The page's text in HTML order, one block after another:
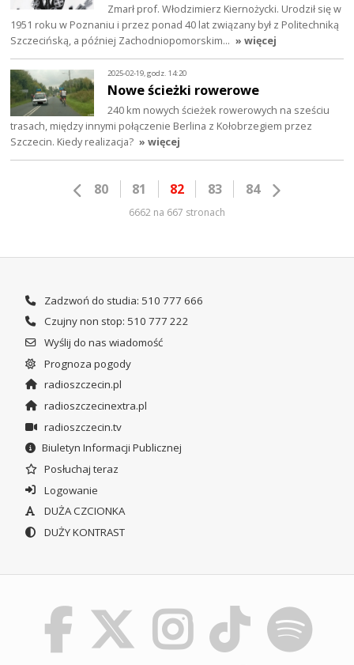
Zmarł prof. Włodzimierz Kiernożycki. Urodził się w
1951 roku w Poznaniu i przez ponad 40 lat związany był z Politechniką
Szczecińską, a później Zachodniopomorskim… » więcej
2025-02-19, godz. 14:20
Nowe ścieżki rowerowe
240 km nowych ścieżek rowerowych na sześciu
trasach, między innymi połączenie Berlina z Kołobrzegiem przez
Szczecin. Kiedy realizacja? » więcej
80 81 82 83 84
6662 na 667 stronach
Zadzwoń do studia: 510 777 666
Czujny non stop: 510 777 222
Wyślij do nas wiadomość
Prognoza pogody
radioszczecin.pl
radioszczecinextra.pl
radioszczecin.tv
Biuletyn Informacji Publicznej
Posłuchaj teraz
Logowanie
DUŻA CZCIONKA
DUŻY KONTRAST